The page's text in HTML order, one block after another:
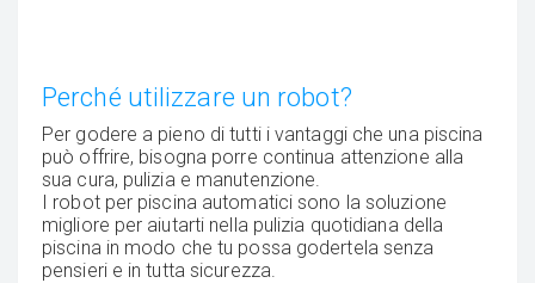
Perché utilizzare un robot?
Per godere a pieno di tutti i vantaggi che una piscina
può offrire, bisogna porre continua attenzione alla
sua cura, pulizia e manutenzione.
I robot per piscina automatici sono la soluzione
migliore per aiutarti nella pulizia quotidiana della
piscina in modo che tu possa godertela senza
pensieri e in tutta sicurezza.